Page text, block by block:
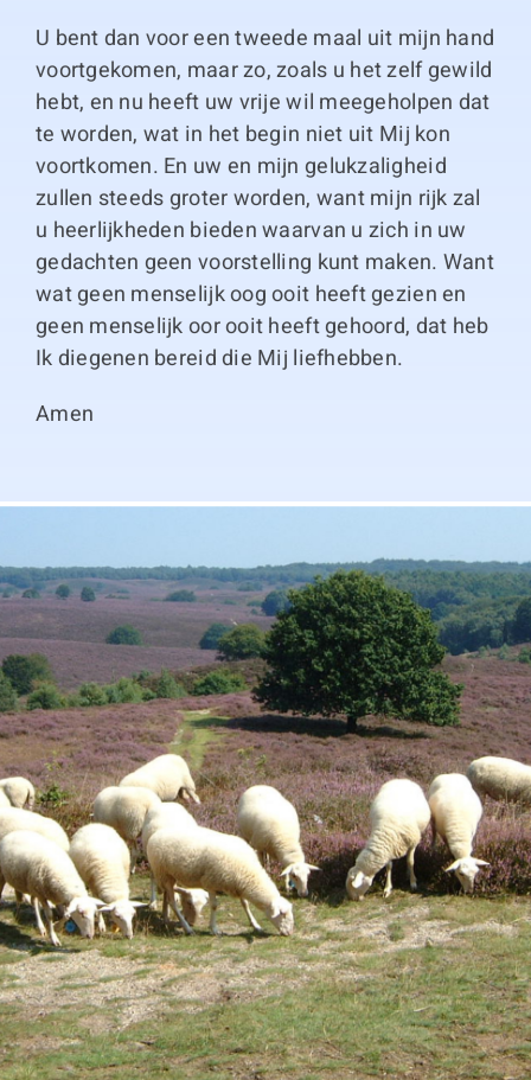
U bent dan voor een tweede maal uit mijn hand
voortgekomen, maar zo, zoals u het zelf gewild
hebt, en nu heeft uw vrije wil meegeholpen dat
te worden, wat in het begin niet uit Mij kon
voortkomen. En uw en mijn gelukzaligheid
zullen steeds groter worden, want mijn rijk zal
u heerlijkheden bieden waarvan u zich in uw
gedachten geen voorstelling kunt maken. Want
wat geen menselijk oog ooit heeft gezien en
geen menselijk oor ooit heeft gehoord, dat heb
Ik diegenen bereid die Mij liefhebben.
Amen